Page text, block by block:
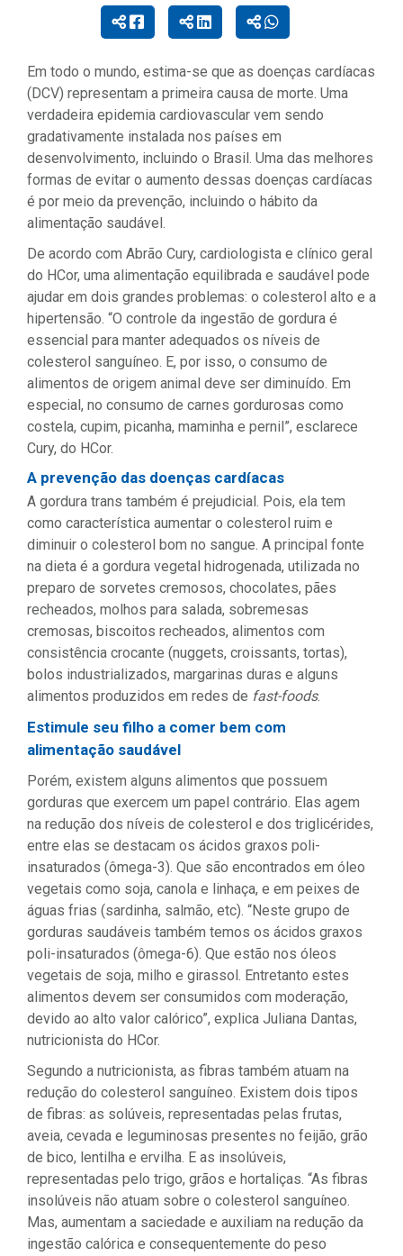
Em todo o mundo, estima-se que as doenças cardíacas
(DCV) representam a primeira causa de morte. Uma
verdadeira epidemia cardiovascular vem sendo
gradativamente instalada nos países em
desenvolvimento, incluindo o Brasil. Uma das melhores
formas de evitar o aumento dessas doenças cardíacas
é por meio da prevenção, incluindo o hábito da
alimentação saudável.
De acordo com Abrão Cury, cardiologista e clínico geral
do HCor, uma alimentação equilibrada e saudável pode
ajudar em dois grandes problemas: o colesterol alto e a
hipertensão. “O controle da ingestão de gordura é
essencial para manter adequados os níveis de
colesterol sanguíneo. E, por isso, o consumo de
alimentos de origem animal deve ser diminuído. Em
especial, no consumo de carnes gordurosas como
costela, cupim, picanha, maminha e pernil”, esclarece
Cury, do HCor.
A prevenção das doenças cardíacas
A gordura trans também é prejudicial. Pois, ela tem
como característica aumentar o colesterol ruim e
diminuir o colesterol bom no sangue. A principal fonte
na dieta é a gordura vegetal hidrogenada, utilizada no
preparo de sorvetes cremosos, chocolates, pães
recheados, molhos para salada, sobremesas
cremosas, biscoitos recheados, alimentos com
consistência crocante (nuggets, croissants, tortas),
bolos industrializados, margarinas duras e alguns
alimentos produzidos em redes de fast-foods.
Estimule seu filho a comer bem com
alimentação saudável
Porém, existem alguns alimentos que possuem
gorduras que exercem um papel contrário. Elas agem
na redução dos níveis de colesterol e dos triglicérides,
entre elas se destacam os ácidos graxos poli-
insaturados (ômega-3). Que são encontrados em óleo
vegetais como soja, canola e linhaça, e em peixes de
águas frias (sardinha, salmão, etc). “Neste grupo de
gorduras saudáveis também temos os ácidos graxos
poli-insaturados (ômega-6). Que estão nos óleos
vegetais de soja, milho e girassol. Entretanto estes
alimentos devem ser consumidos com moderação,
devido ao alto valor calórico”, explica Juliana Dantas,
nutricionista do HCor.
Segundo a nutricionista, as fibras também atuam na
redução do colesterol sanguíneo. Existem dois tipos
de fibras: as solúveis, representadas pelas frutas,
aveia, cevada e leguminosas presentes no feijão, grão
de bico, lentilha e ervilha. E as insolúveis,
representadas pelo trigo, grãos e hortaliças. “As fibras
insolúveis não atuam sobre o colesterol sanguíneo.
Mas, aumentam a saciedade e auxiliam na redução da
ingestão calórica e consequentemente do peso